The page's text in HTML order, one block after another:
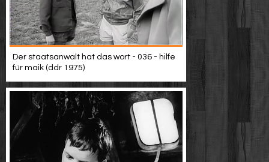
Der staatsanwalt hat das wort - 036 - hilfe
für maik (ddr 1975)